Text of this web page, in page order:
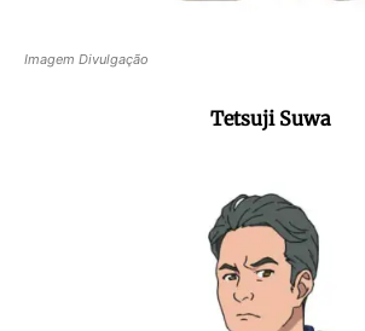
Imagem Divulgação
Tetsuji Suwa